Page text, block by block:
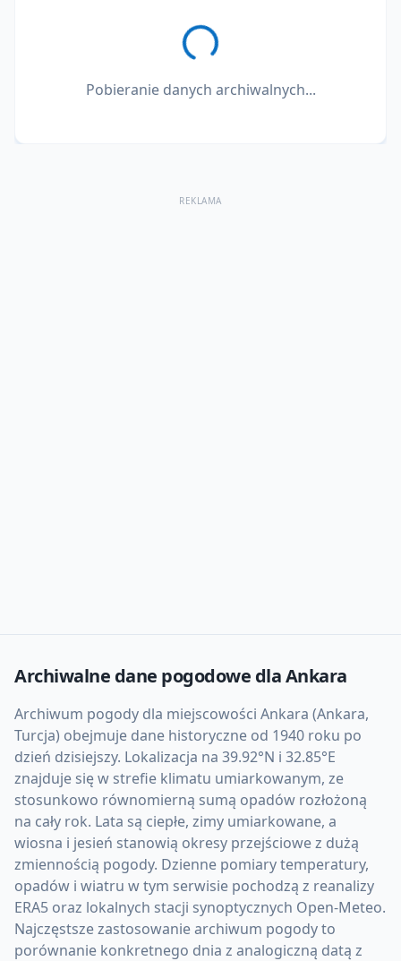
Pobieranie danych archiwalnych...
REKLAMA
Archiwalne dane pogodowe dlaAnkara
Archiwum pogody dla miejscowości Ankara (Ankara,
Turcja) obejmuje dane historyczne od 1940 roku po
dzień dzisiejszy. Lokalizacja na 39.92°N i 32.85°E
znajduje się w strefie klimatu umiarkowanym, ze
stosunkowo równomierną sumą opadów rozłożoną
na cały rok. Lata są ciepłe, zimy umiarkowane, a
wiosna i jesień stanowią okresy przejściowe z dużą
zmiennością pogody. Dzienne pomiary temperatury,
opadów i wiatru w tym serwisie pochodzą z reanalizy
ERA5 oraz lokalnych stacji synoptycznych Open-Meteo.
Najczęstsze zastosowanie archiwum pogody to
porównanie konkretnego dnia z analogiczną datą z